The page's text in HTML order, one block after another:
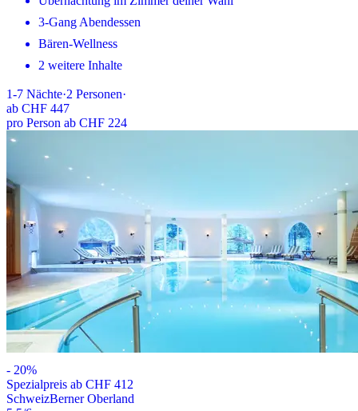
3-Gang Abendessen
Bären-Wellness
2 weitere Inhalte
1-7 Nächte·2 Personen·
ab CHF 447
pro Person ab CHF 224
- 20%
Spezialpreis ab CHF 412
SchweizBerner Oberland